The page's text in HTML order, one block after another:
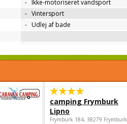
- Ikke-motoriseret vandsport
- Vintersport
- Udlej af bade
camping Frymburk
Lipno
Frymburk 184, 38279 Frymburk